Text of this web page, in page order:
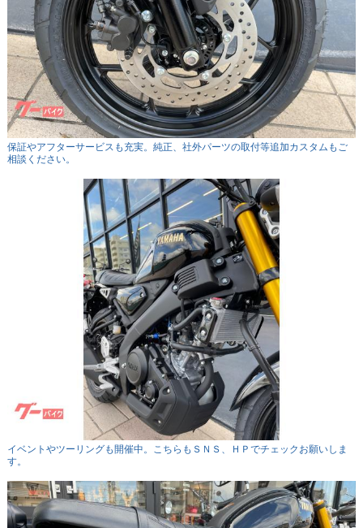
保証やアフターサービスも充実。純正、社外パーツの取付等追加カスタムもご
相談ください。
イベントやツーリングも開催中。こちらもＳＮＳ、ＨＰでチェックお願いしま
す。